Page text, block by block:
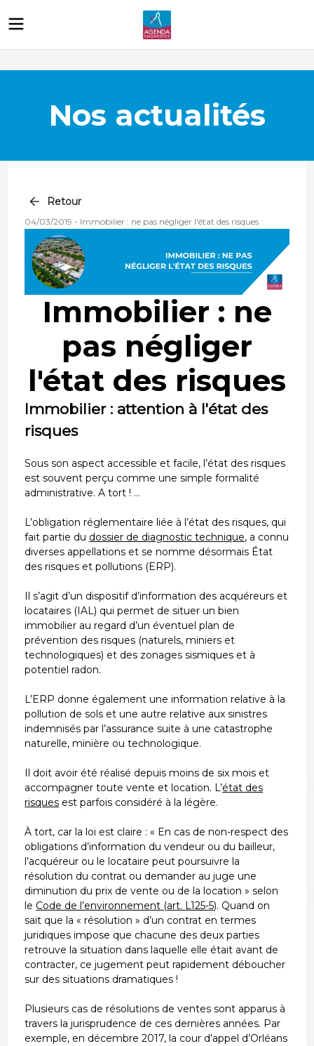
Nos actualités
Retour
04/03/2019 - Immobilier : ne pas négliger l'état des risques
Immobilier : ne
pas négliger
l'état des risques
Immobilier : attention à l'état des
risques
Sous son aspect accessible et facile, l’état des risques
est souvent perçu comme une simple formalité
administrative. A tort ! …
L’obligation réglementaire liée à l’état des risques, qui
fait partie du dossier de diagnostic technique, a connu
diverses appellations et se nomme désormais État
des risques et pollutions (ERP).
Il s’agit d’un dispositif d’information des acquéreurs et
locataires (IAL) qui permet de situer un bien
immobilier au regard d’un éventuel plan de
prévention des risques (naturels, miniers et
technologiques) et des zonages sismiques et à
potentiel radon.
L’ERP donne également une information relative à la
pollution de sols et une autre relative aux sinistres
indemnisés par l’assurance suite à une catastrophe
naturelle, minière ou technologique.
Il doit avoir été réalisé depuis moins de six mois et
accompagner toute vente et location. L’état des
risques est parfois considéré à la légère.
À tort, car la loi est claire : « En cas de non-respect des
obligations d’information du vendeur ou du bailleur,
l’acquéreur ou le locataire peut poursuivre la
résolution du contrat ou demander au juge une
diminution du prix de vente ou de la location » selon
le Code de l’environnement (art. L125-5). Quand on
sait que la « résolution » d’un contrat en termes
juridiques impose que chacune des deux parties
retrouve la situation dans laquelle elle était avant de
contracter, ce jugement peut rapidement déboucher
sur des situations dramatiques !
Plusieurs cas de résolutions de ventes sont apparus à
travers la jurisprudence de ces dernières années. Par
exemple, en décembre 2017, la cour d’appel d’Orléans